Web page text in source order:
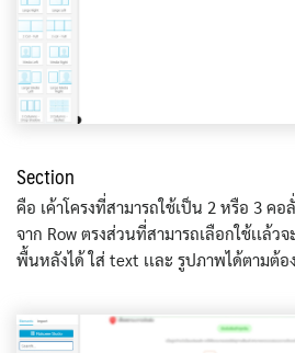
Section
คือ เค้าโครงที่สามารถใช้เป็น 2 หรือ 3 คอ
จาก Row ตรงส่วนที่สามารถเลือกใช้เเล้ว
พื้นหลังได้ ใส่ text เเละ รูปภาพได้ตามต้อ